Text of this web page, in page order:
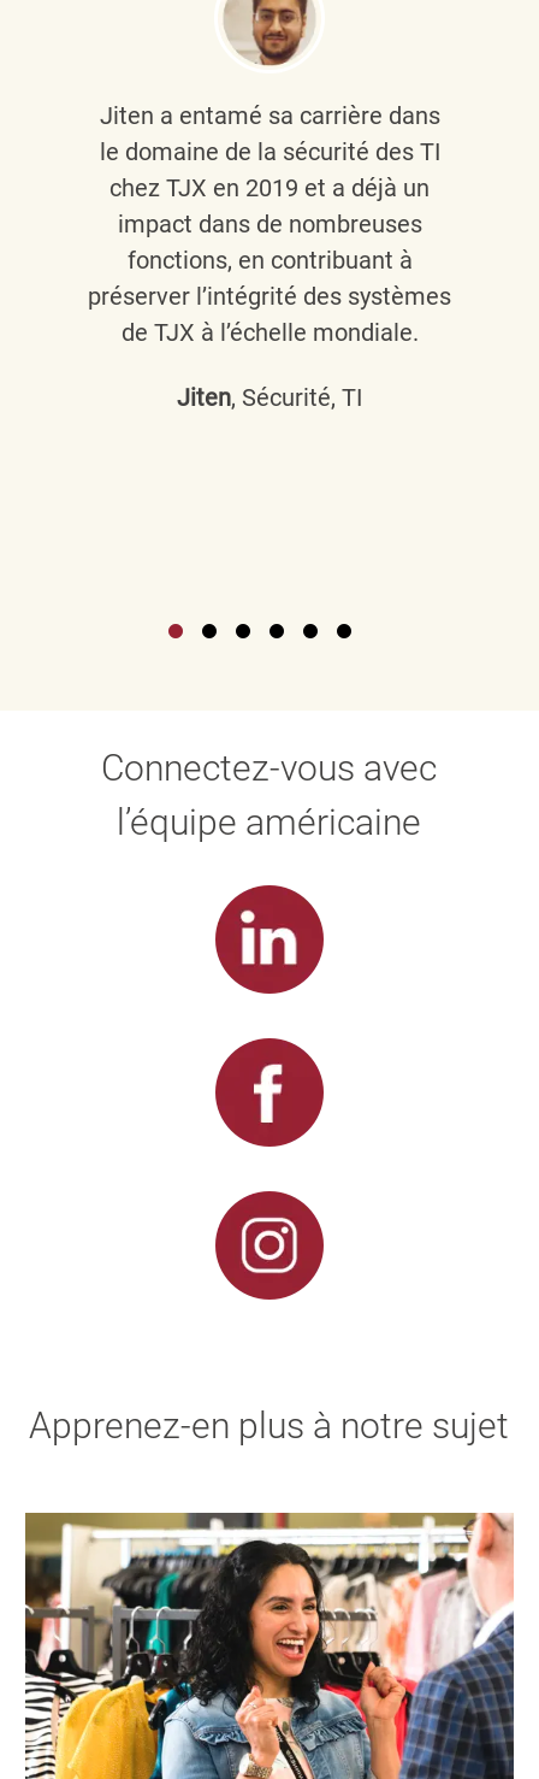
Jiten a entamé sa carrière dans
le domaine de la sécurité des TI
chez TJX en 2019 et a déjà un
impact dans de nombreuses
fonctions, en contribuant à
préserver l’intégrité des systèmes
de TJX à l’échelle mondiale.
Jiten, Sécurité, TI
Connectez-vous avec
l’équipe américaine
Apprenez-en plus à notre sujet